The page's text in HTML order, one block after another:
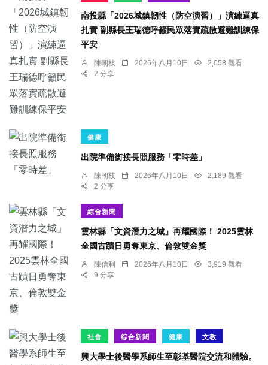
南投縣「2026城鎮韌性（防空演習）」演練逼真
扎實 副縣長王瑞德呼籲民眾落實疏散避難訓練保
平安
陳朝枝 2026年八月10日
2,058 觀看
2 分享
健康
出院準備銜接長照服務「零時差」
陳朝枝 2026年八月10日
2,189 觀看
2 分享
綜合新聞
雲林縣「文資潛力之城」再耀國際！ 2025雲林
全國古蹟日勇奪東京、倫敦雙金獎
陳信利 2026年八月10日
3,919 觀看
9 分享
社會 綜合新聞 健康 文教
興大學士後醫學系師生至彰基醫院交流和體驗。